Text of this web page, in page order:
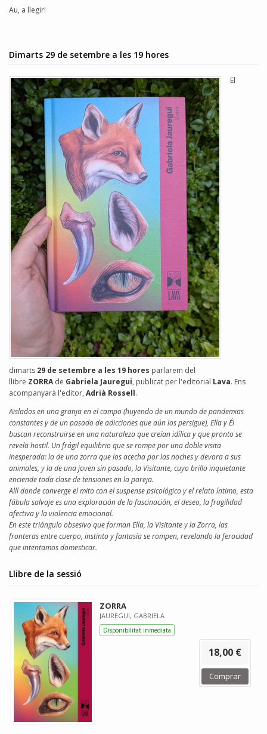
Au, a llegir!
Dimarts 29 de setembre a les 19 hores
El
dimarts 29 de setembre a les 19 hores parlarem del
llibre ZORRAde Gabriela Jauregui, publicat per l'editorial Lava. Ens
acompanyarà l'editor, Adrià Rossell.
Aislados en una granja en el campo (huyendo de un mundo de pandemias
constantes y de un pasado de adicciones que aún los persigue), Ella y Él
buscan reconstruirse en una naturaleza que creían idílica y que pronto se
revela hostil. Un frágil equilibrio que se rompe por una doble visita
inesperada: la de una zorra que los acecha por las noches y devora a sus
animales, y la de una joven sin pasado, la Visitante, cuyo brillo inquietante
enciende toda clase de tensiones en la pareja.
Allí donde converge el mito con el suspense psicológico y el relato íntimo, esta
fábula salvaje es una exploración de la fascinación, el deseo, la fragilidad
afectiva y la violencia emocional.
En este triángulo obsesivo que forman Ella, la Visitante y la Zorra, las
fronteras entre cuerpo, instinto y fantasía se rompen, revelando la ferocidad
que intentamos domesticar.
Llibre de la sessió
ZORRA
JAUREGUI, GABRIELA
Disponibilitat inmediata
18,00 €
Comprar